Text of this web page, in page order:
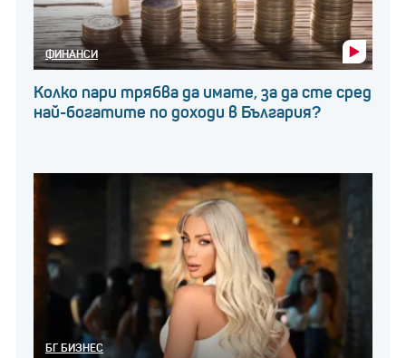
ФИНАНСИ
Колко пари трябва да имате, за да сте сред
най-богатите по доходи в България?
БГ БИЗНЕС